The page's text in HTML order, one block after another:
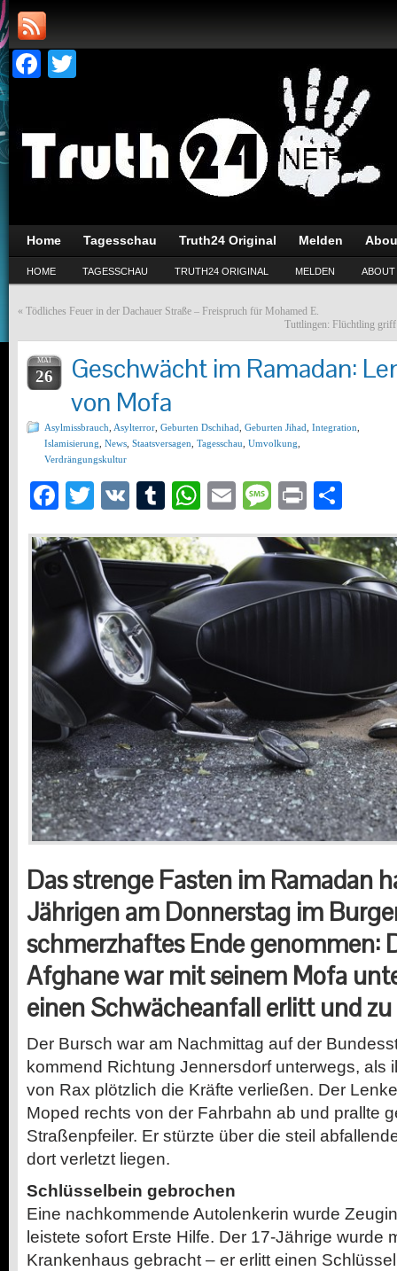
Facebook
Home Tagesschau Truth24 Original Melden
HOME TAGESSCHAU TRUTH24 ORIGINAL MELDEN ABOUT
« Tödliches Feuer in der Dachauer Straße – Freispruch für Mohamed E.
Tuttlingen: Flüchtling
MAI
26
Geschwächt im Ramadan:
von Mofa
Asylmissbrauch Asylterror Geburten Dschihad Geburten Jihad Integration
Islamisierung News Staatsversagen Tagesschau Umvolkung
Verdrängungskultur
Facebook
Twitter
VK Tumblr
WhatsApp
EmailMessage
Print
Das strenge Fasten im Ramadan
Jährigen am Donnerstag im
schmerzhaftes Ende genommen:
Afghane war mit seinem Mofa
einen Schwächeanfall erlitt und
Der Bursch war am Nachmittag auf der
kommend Richtung Jennersdorf unterwegs, als
von Rax plötzlich die Kräfte verließen. Der
Moped rechts von der Fahrbahn ab und prallte
Straßenpfeiler. Er stürzte über die steil
dort verletzt liegen.
Schlüsselbein gebrochen
Eine nachkommende Autolenkerin wurde
leistete sofort Erste Hilfe. Der 17-Jährige wurde
Krankenhaus gebracht – er erlitt einen